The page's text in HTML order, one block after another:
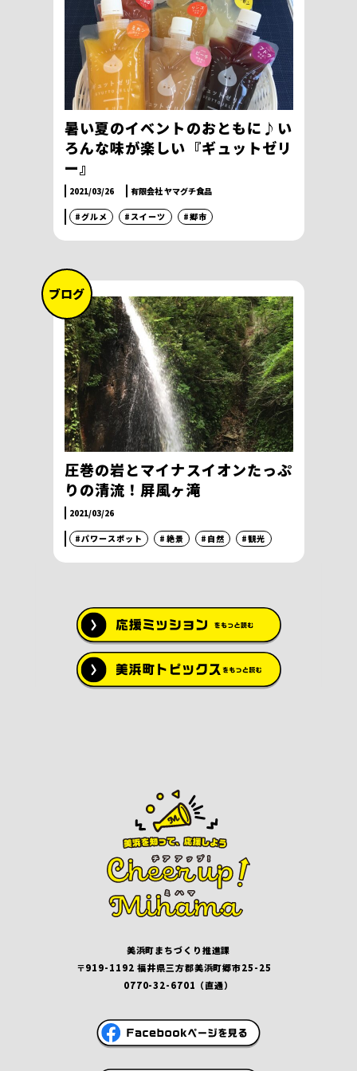
暑い夏のイベントのおともに♪い
ろんな味が楽しい『ギュットゼリ
ー』
2021/03/26 有限会社 ヤマグチ食品
#グルメ #スイーツ #郷市
ブログ
圧巻の岩とマイナスイオンたっぷ
りの清流！屏風ヶ滝
2021/03/26
#パワースポット #絶景 #自然 #観光
美浜町まちづくり推進課
〒919-1192 福井県三方郡美浜町郷市25-25
0770-32-6701（直通）